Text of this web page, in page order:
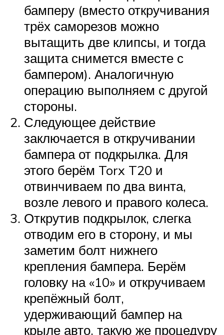
бамперу (вместо откручивания
трёх саморезов можно
вытащить две клипсы, и тогда
защита снимется вместе с
бампером). Аналогичную
операцию выполняем с другой
стороны.
Следующее действие
заключается в откручивании
бампера от подкрылка. Для
этого берём Torx T20 и
отвинчиваем по два винта,
возле левого и правого колеса.
Открутив подкрылок, слегка
отводим его в сторону, и мы
заметим болт нижнего
крепления бампера. Берём
головку на «10» и откручиваем
крепёжный болт,
удерживающий бампер на
крыле авто, такую же процедуру